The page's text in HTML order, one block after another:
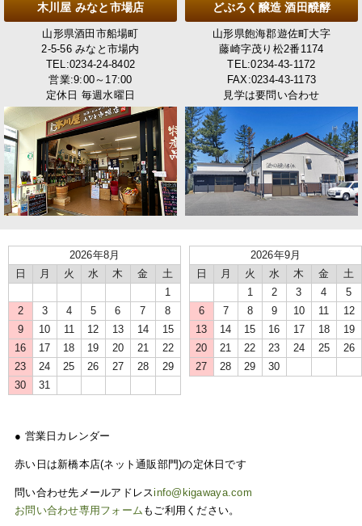
木川屋 みなと市場店
山形県酒田市船場町
2-5-56 みなと市場内
TEL:0234-24-8402
営業:9:00～17:00
定休日 毎週水曜日
どぶろく醸造 酒田醗酵
山形県飽海郡遊佐町大字
藤崎字茂り松2番1174
TEL:0234-43-1172
FAX:0234-43-1173
見学は要問い合わせ
2026年8月
日
月 火 水 木 金
土
1
2
3 4 5 6 7
8
9
10 11 12 13 14
15
16
17 18 19 20 21
22
23
24 25 26 27 28
29
30
31
2026年9月
日
月 火 水 木 金
土
1
2 3 4
5
6
7 8 9 10 11
12
13
14 15 16 17 18
19
20
21 22 23 24 25
26
27
28 29 30
● 営業日カレンダー
赤い日は新橋本店(ネット通販部門)の定休日です
問い合わせ先メールアドレスinfo@kigawaya.com
お問い合わせ専用フォーム もご利用ください。